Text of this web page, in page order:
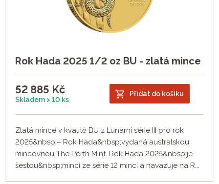
Rok Hada 2025 1/2 oz BU - zlatá mince
52 885 Kč
Skladem > 10 ks
Přidat do košíku
Zlatá mince v kvalitě BU z Lunární série III pro rok
2025&nbsp;– Rok Hada&nbsp;vydaná australskou
mincovnou The Perth Mint. Rok Hada 2025&nbsp;je
šestou&nbsp;mincí ze série 12 mincí a navazuje na R...